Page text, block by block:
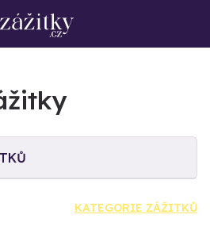
KATEGORIE ZÁŽITKŮ